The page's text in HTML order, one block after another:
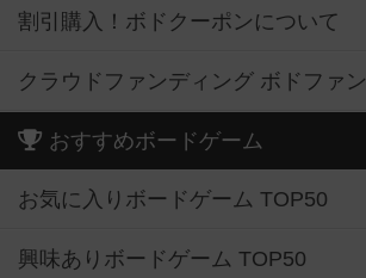
割引購入！ボドクーポンについて
クラウドファンディング ボドファン
おすすめボードゲーム
お気に入りボードゲーム TOP50
興味ありボードゲーム TOP50